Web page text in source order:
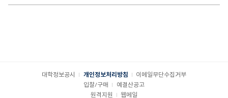
대학정보공시 개인정보처리방침
이메일무단수집거부
입찰/구매
예결산공고
원격지원
웹메일